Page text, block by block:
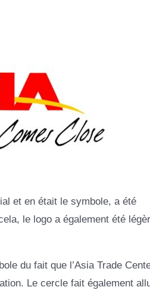
et en était le symbole, a été
le logo a également été
du fait que l’Asia Trade
Le cercle fait également